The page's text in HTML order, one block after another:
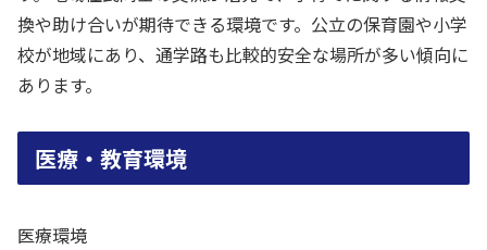
換や助け合いが期待できる環境です。公立の保育園や小学
校が地域にあり、通学路も比較的安全な場所が多い傾向に
あります。
医療・教育環境
医療環境